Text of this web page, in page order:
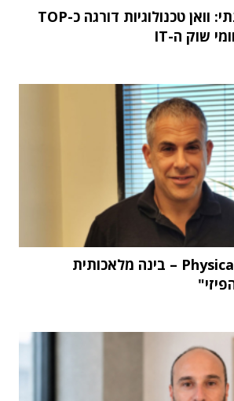
מחקר STKI השנתי: וואן טכנולוגיות דורגה כ-TOP
"העתיד הוא Physical AI – בינה מלאכותית